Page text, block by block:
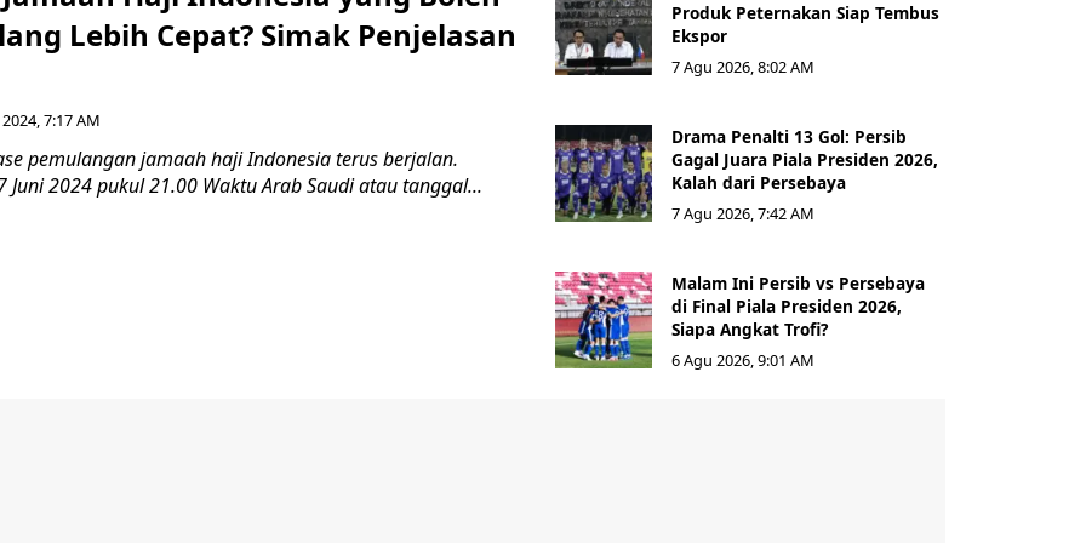
Lebih Cepat? Simak Penjelasan
7:17 AM
pemulangan jamaah haji Indonesia terus berjalan.
Juni 2024 pukul 21.00 Waktu Arab Saudi atau tanggal...
Produk Peternakan Siap Tembus
Ekspor
7 Agu 2026, 8:02 AM
Drama Penalti 13 Gol: Persib
Gagal Juara Piala Presiden 2026,
Kalah dari Persebaya
7 Agu 2026, 7:42 AM
Malam Ini Persib vs Persebaya
di Final Piala Presiden 2026,
Siapa Angkat Trofi?
6 Agu 2026, 9:01 AM